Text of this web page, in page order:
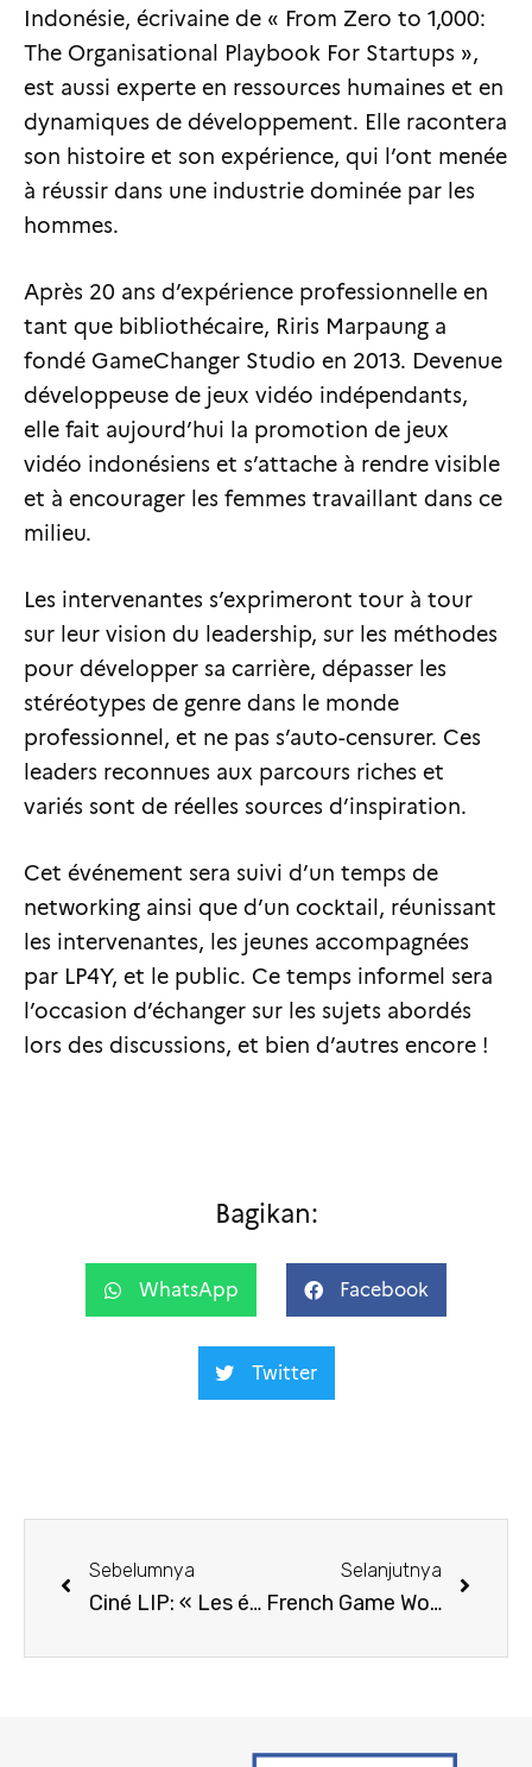
Indonésie, écrivaine de « From Zero to 1,000:
The Organisational Playbook For Startups »,
est aussi experte en ressources humaines et en
dynamiques de développement. Elle racontera
son histoire et son expérience, qui l’ont menée
à réussir dans une industrie dominée par les
hommes.
Après 20 ans d’expérience professionnelle en
tant que bibliothécaire, Riris Marpaung a
fondé GameChanger Studio en 2013. Devenue
développeuse de jeux vidéo indépendants,
elle fait aujourd’hui la promotion de jeux
vidéo indonésiens et s’attache à rendre visible
et à encourager les femmes travaillant dans ce
milieu.
Les intervenantes s’exprimeront tour à tour
sur leur vision du leadership, sur les méthodes
pour développer sa carrière, dépasser les
stéréotypes de genre dans le monde
professionnel, et ne pas s’auto-censurer. Ces
leaders reconnues aux parcours riches et
variés sont de réelles sources d’inspiration.
Cet événement sera suivi d’un temps de
networking ainsi que d’un cocktail, réunissant
les intervenantes, les jeunes accompagnées
par LP4Y, et le public. Ce temps informel sera
l’occasion d’échanger sur les sujets abordés
lors des discussions, et bien d’autres encore !
Bagikan:
WhatsApp Facebook
Twitter
Sebelumnya
Ciné LIP: « Les éblouis »
Selanjutnya
French Game World Tour : le livestream pour découvrir l’univers du jeu vidéo français